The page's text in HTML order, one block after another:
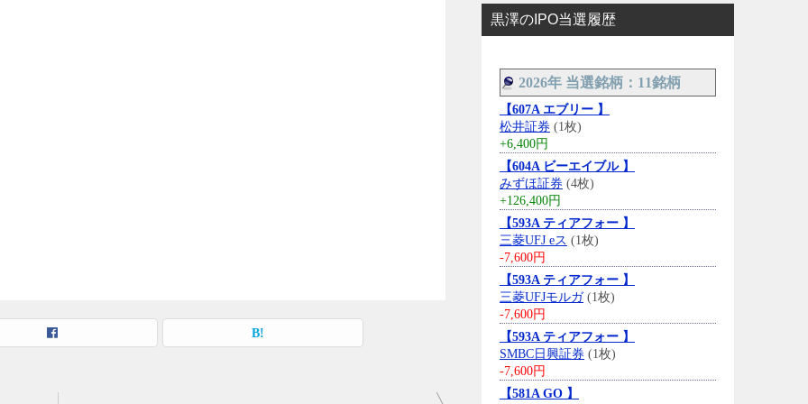
黒澤のIPO当選履歴
2026年 当選銘柄：11銘柄
【607A エブリー 】
松井証券 (1枚)
+6,400円
【604A ビーエイブル 】
みずほ証券 (4枚)
+126,400円
【593A ティアフォー 】
三菱UFJ eス (1枚)
-7,600円
【593A ティアフォー 】
三菱UFJモルガ(1枚)
-7,600円
【593A ティアフォー 】
SMBC日興証券 (1枚)
-7,600円
【581A GO 】